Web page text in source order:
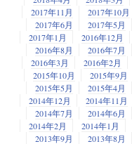
2017年11月
2017年10月
2017年6月
2017年5月
2017年1月
2016年12月
2016年8月
2016年7月
2016年3月
2016年2月
2015年10月
2015年9月
2015年5月
2015年4月
2014年12月
2014年11月
2014年7月
2014年6月
2014年2月
2014年1月
2013年9月
2013年8月